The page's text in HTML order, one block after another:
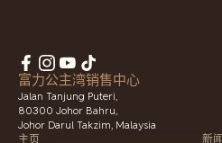
富力公主湾销售中心
Jalan Tanjung Puteri,
80300 Johor Bahru,
Johor Darul Takzim, Malaysia
主页
新闻